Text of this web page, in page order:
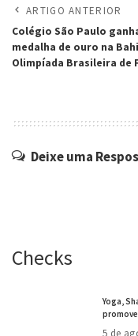
ARTIGO ANTERIOR
Colégio São Paulo
medalha de ouro na
Olimpíada Brasileira de
Deixe uma
Checks
Yoga,
5 de